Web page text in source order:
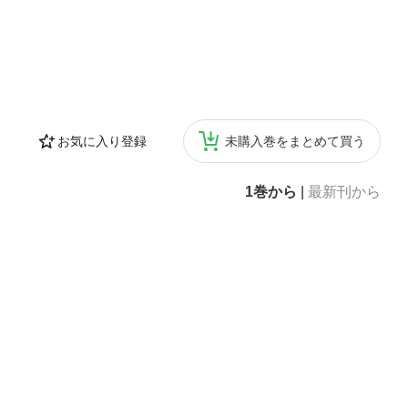
お気に入り登録 未購入巻をまとめて買う
1巻から 最新刊から